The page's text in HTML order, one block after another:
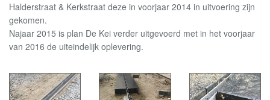
Halderstraat & Kerkstraat deze in voorjaar 2014 in uitvoering zijn
gekomen.
Najaar 2015 is plan De Kei verder uitgevoerd met in het voorjaar
van 2016 de uiteindelijk oplevering.